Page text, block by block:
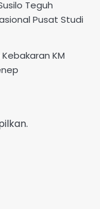
Teguh
Pusat Studi
KM